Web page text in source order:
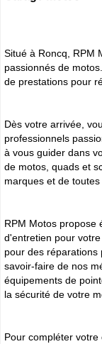
Situé à Roncq, RPM
passionnés de
de prestations pour
Dès votre arrivée,
professionnels
à vous guider dans
de motos, quads et
marques et de toutes
RPM Motos propose
d'entretien pour
pour des réparations
savoir-faire de nos
équipements de
la sécurité de votre
Pour compléter